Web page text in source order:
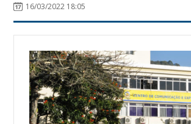
16/03/2022 18:05